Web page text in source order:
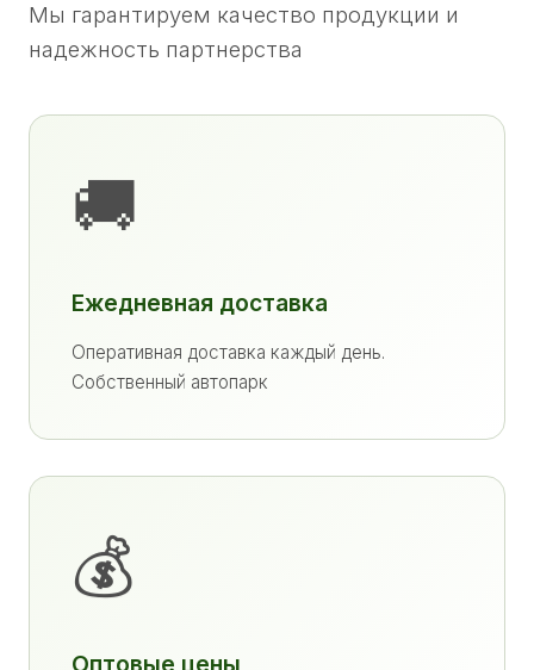
Мы гарантируем качество продукции и
надежность партнерства
🚚
Ежедневная доставка
Оперативная доставка каждый день.
Собственный автопарк
💰
Оптовые цены